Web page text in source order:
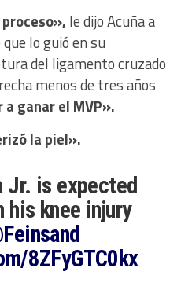
le dijo Acuña a
lo guió en su
del ligamento cruzado
menos de tres años
ganar el MVP».
la piel».
Jr. is expected
his knee injury
8ZFyGTC0kx